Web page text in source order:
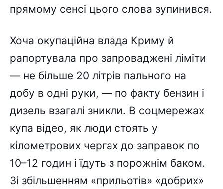
прямому сенсі цього слова зупинився.
Хоча окупаційна влада Криму й
рапортувала про запроваджені ліміти
— не більше 20 літрів пального на
добу в одні руки, — по факту бензин і
дизель взагалі зникли. В соцмережах
купа відео, як люди стоять у
кілометрових чергах до заправок по
10–12 годин і їдуть з порожнім баком.
Зі збільшенням «прильотів» «добрих»